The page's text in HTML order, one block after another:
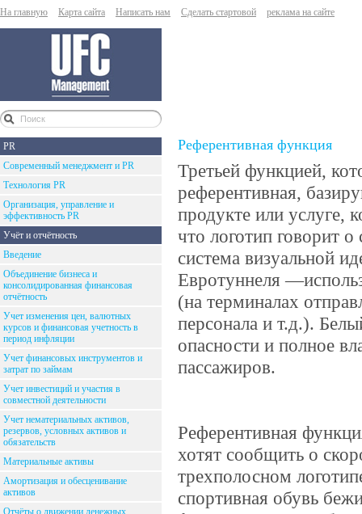
На главную Карта сайта Написать нам Сделать стартовой реклама на сайте
PR
Современный менеджмент и PR
Технология PR
Организация, управление и
эффективность PR
Учёт и отчётность
Введение
Объединение бизнеса и
консолидированная финансовая
отчётность
Учет изменения цен, валютных
курсов и финансовая учетность в
период инфляции
Учет финансовых инструментов и
затрат по займам
Учет инвестиций и участия в
совместной деятельности
Учет нематериальных активов,
резервов, условных активов и
обязательств
Материальные активы
Амортизация и обесценивание
активов
Отчёты о движении денежных
Референтивная функция
Третьей функцией,
референтивная,
продукте или услуге,
что логотип говорит
система визуальной
Евротуннеля
(на терминалах
персонала и т.д.).
опасности и полное
пассажиров.
Референтивная
хотят сообщить о
трехполосном
спортивная обувь